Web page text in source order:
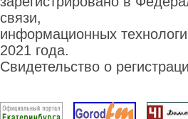
связи,
информационных
2021 года.
Свидетельство о